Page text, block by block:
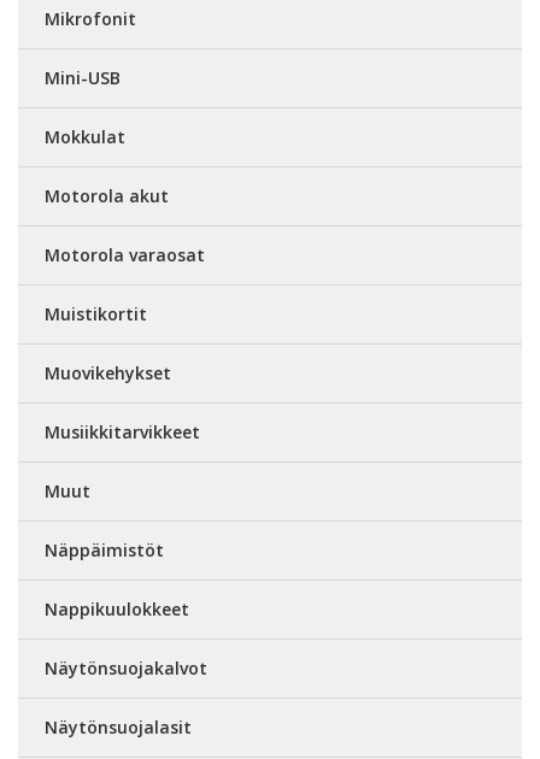
Mikrofonit
Mini-USB
Mokkulat
Motorola akut
Motorola varaosat
Muistikortit
Muovikehykset
Musiikkitarvikkeet
Muut
Näppäimistöt
Nappikuulokkeet
Näytönsuojakalvot
Näytönsuojalasit